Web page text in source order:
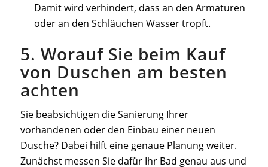
Damit wird verhindert, dass an den Armaturen
oder an den Schläuchen Wasser tropft.
5. Worauf Sie beim Kauf
von Duschen am besten
achten
Sie beabsichtigen die Sanierung Ihrer
vorhandenen oder den Einbau einer neuen
Dusche? Dabei hilft eine genaue Planung weiter.
Zunächst messen Sie dafür Ihr Bad genau aus und